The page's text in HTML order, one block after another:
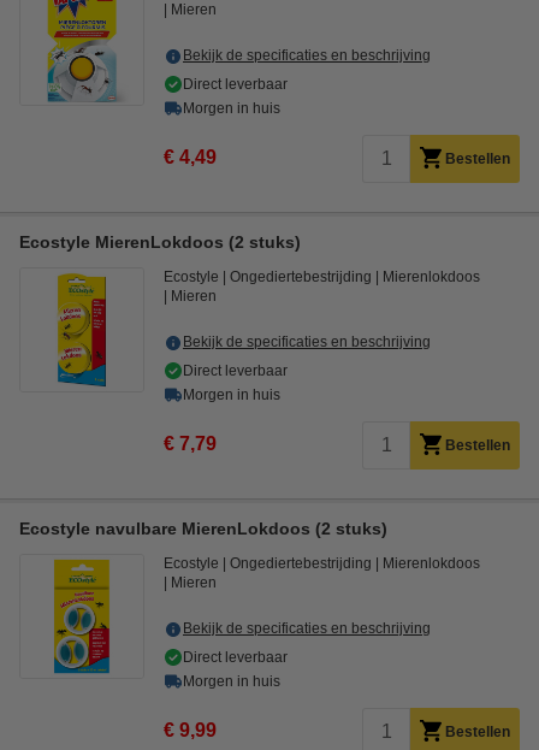
Mieren
Bekijk de specificaties en beschrijving
Direct leverbaar
Morgen in huis
€ 4,49 Bestellen
Ecostyle MierenLokdoos (2 stuks)
Ecostyle Ongediertebestrijding
Mierenlokdoos
Mieren
Bekijk de specificaties en beschrijving
Direct leverbaar
Morgen in huis
€ 7,79 Bestellen
Ecostyle navulbare MierenLokdoos (2 stuks)
Ecostyle Ongediertebestrijding
Mierenlokdoos
Mieren
Bekijk de specificaties en beschrijving
Direct leverbaar
Morgen in huis
€ 9,99 Bestellen